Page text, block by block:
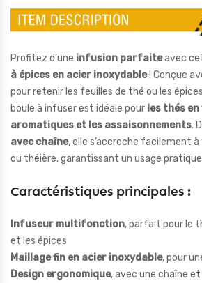
Profitez d’une infusion parfaiteavec
à épices en acier inoxydable! Conçue
pour retenir les feuilles de thé ou les
boule à infuser est idéale pour les thés
aromatiques et les assaisonnements.
avec chaîne, elle s’accroche facilement
ou théière, garantissant un usage
Caractéristiques principales :
Infuseur multifonction, parfait pour le
et les épices
Maillage fin en acier inoxydable, pour
Design ergonomique, avec une chaîne